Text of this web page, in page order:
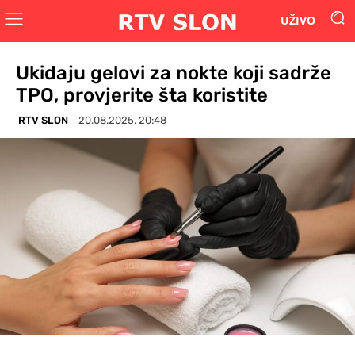
UŽIVO
Ukidaju gelovi za nokte koji sadrže
TPO, provjerite šta koristite
RTV SLON 20.08.2025. 20:48